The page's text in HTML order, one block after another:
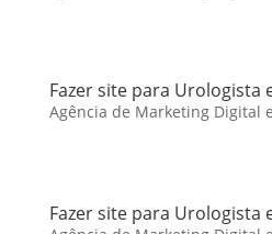
Fazer site para Urologista
Agência de Marketing Digital
Fazer site para Urologista